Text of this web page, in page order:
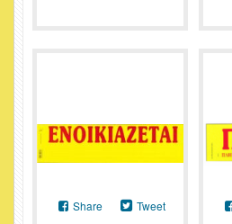
Share Tweet